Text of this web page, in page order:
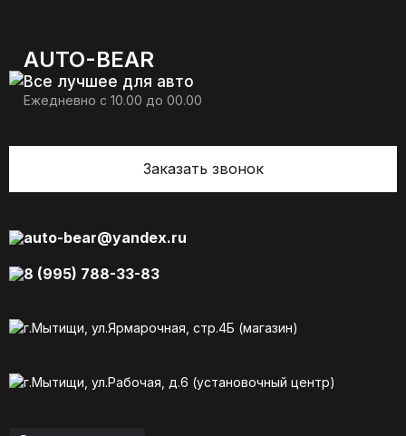
AUTO-BEAR
Все лучшее для авто
Ежедневно с 10.00 до 00.00
Заказать звонок
auto-bear@yandex.ru
8 (995) 788-33-83
г.Мытищи, ул.Ярмарочная, стр.4Б (магазин)
г.Мытищи, ул.Рабочая, д.6 (установочный центр)